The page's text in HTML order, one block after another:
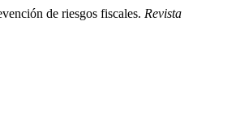
de riesgos fiscales. Revista